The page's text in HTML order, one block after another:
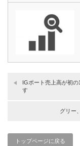
IGポート売上高が初
す
グリー
トップページに戻る